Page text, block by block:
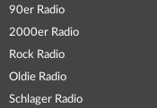
90er Radio
2000er Radio
Rock Radio
Oldie Radio
Schlager Radio